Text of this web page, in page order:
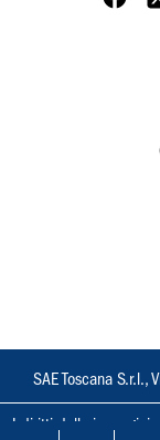
SAE Toscana
I diritti delle immagini